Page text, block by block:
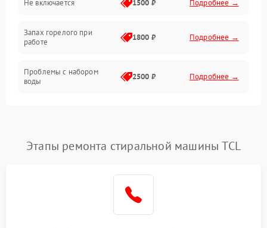
Не включается 1500 ₽ Подробнее →
Запах горелого при
работе
1800 ₽ Подробнее →
Проблемы с набором
воды
2500 ₽ Подробнее →
Замена платы управления Подробнее →
Этапы ремонта стиральной машины TCL